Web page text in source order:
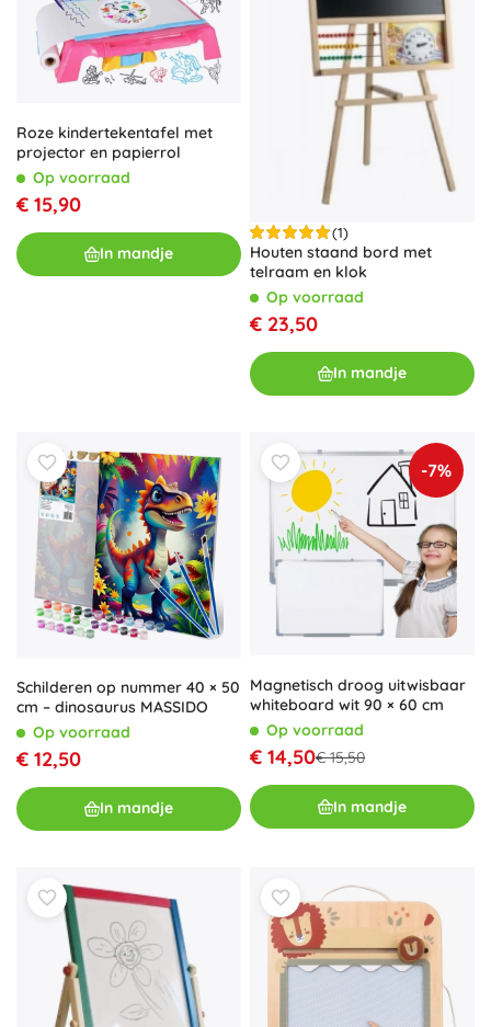
Roze kindertekentafel met
projector en papierrol
Op voorraad
€ 15,90
In mandje
(1)
Houten staand bord met
telraam en klok
Op voorraad
€ 23,50
In mandje
Schilderen op nummer 40 × 50
cm – dinosaurus MASSIDO
Op voorraad
€ 12,50
In mandje
-7%
Magnetisch droog uitwisbaar
whiteboard wit 90 × 60 cm
Op voorraad
€ 14,50€ 15,50
In mandje